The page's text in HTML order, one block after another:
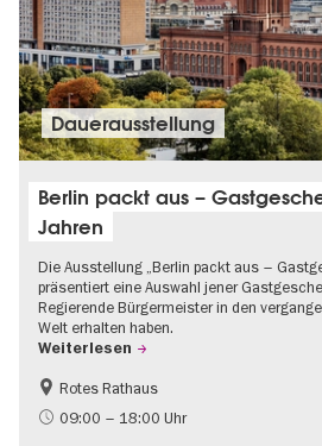
Dauer­aus­stel­lung
Berlin packt aus –
Jahren
Die Ausstellung „Berlin packt aus –
präsentiert eine Auswahl jener
Regierende Bürgermeister in den
Welt erhalten haben.
Weiterlesen
Geschichte
Gratis
Rotes Rathaus
09:00 – 18:00 Uhr